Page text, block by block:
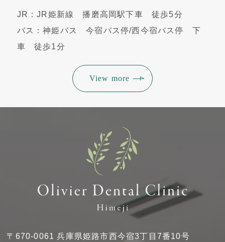
JR：JR姫新線 播磨高岡駅下車 徒歩5分
バス：神姫バス 今宿バス停/西今宿バス停 下
車 徒歩1分
View more
〒670-0061 兵庫県姫路市西今宿3丁目7番10号